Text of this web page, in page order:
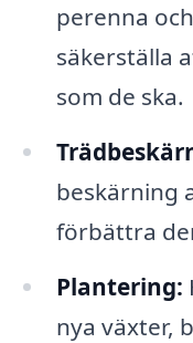
perenna
säkerställa
som de ska.
beskärning
förbättra
Plantering:
nya växter,